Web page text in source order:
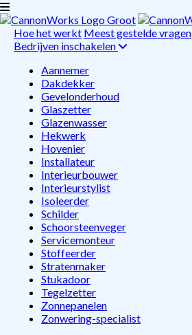
Hoe het werkt Meest gestelde vragen
Bedrijven inschakelen
Aannemer
Dakdekker
Gevelonderhoud
Glaszetter
Glazenwasser
Hekwerk
Hovenier
Installateur
Interieurbouwer
Interieurstylist
Isoleerder
Schilder
Schoorsteenveger
Servicemonteur
Stoffeerder
Stratenmaker
Stukadoor
Tegelzetter
Zonnepanelen
Zonwering-specialist